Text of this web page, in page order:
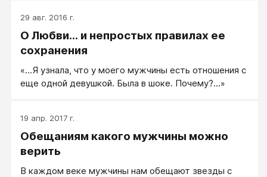
29 авг. 2016 г.
О Любви... и непростых правилах ее
сохранения
«...Я узнала, что у моего мужчины есть отношения с
еще одной девушкой. Была в шоке. Почему?...»
19 апр. 2017 г.
Обещаниям какого мужчины можно
верить
В каждом веке мужчины нам обещают звезды с